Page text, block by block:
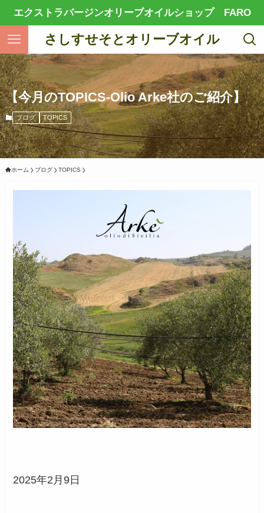
エクストラバージンオリーブオイルショップ FARO
さしすせそとオリーブオイル
【今月のTOPICS-Olio Arke社のご紹介】
ブログ TOPICS
ホーム ブログ TOPICS
2025年2月9日